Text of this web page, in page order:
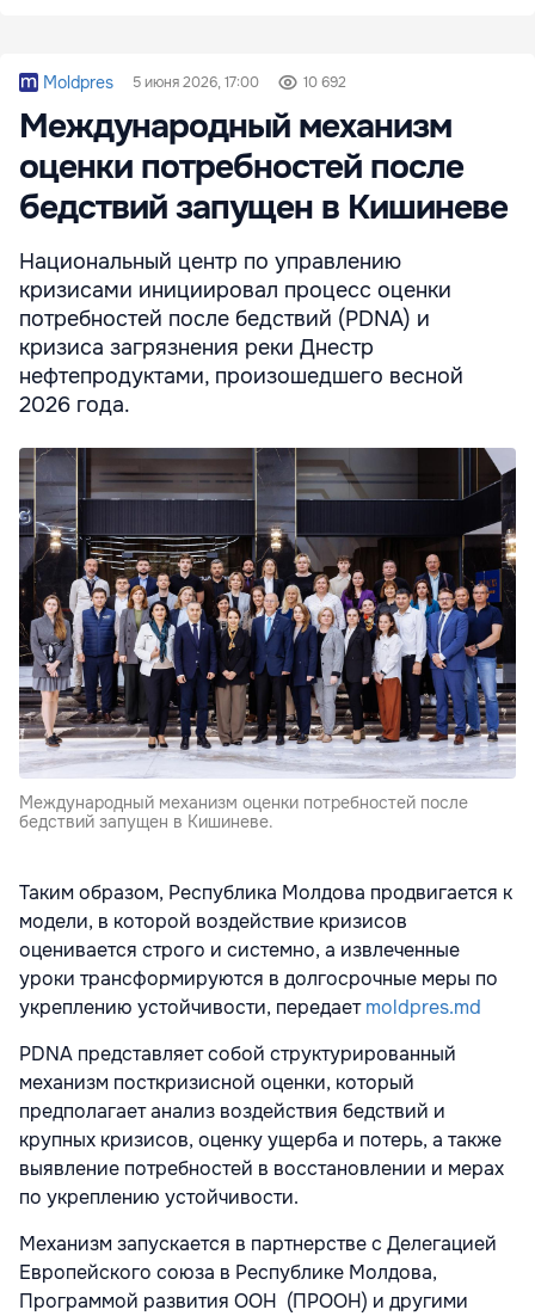
Moldpres 5 июня 2026, 17:00 10 692
Международный механизм
оценки потребностей после
бедствий запущен в Кишиневе
Национальный центр по управлению
кризисами инициировал процесс оценки
потребностей после бедствий (PDNA) и
кризиса загрязнения реки Днестр
нефтепродуктами, произошедшего весной
2026 года.
Международный механизм оценки потребностей после
бедствий запущен в Кишиневе.
Таким образом, Республика Молдова продвигается к
модели, в которой воздействие кризисов
оценивается строго и системно, а извлеченные
уроки трансформируются в долгосрочные меры по
укреплению устойчивости, передаетmoldpres.md
PDNA представляет собой структурированный
механизм посткризисной оценки, который
предполагает анализ воздействия бедствий и
крупных кризисов, оценку ущерба и потерь, а также
выявление потребностей в восстановлении и мерах
по укреплению устойчивости.
Механизм запускается в партнерстве с Делегацией
Европейского союза в Республике Молдова,
Программой развития ООН (ПРООН) и другими